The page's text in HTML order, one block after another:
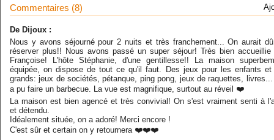
Commentaires (8)
De Dijoux :
Nous y avons séjourné pour 2 nuits et très franchement... On aurait
réserver plus!! Nous avons passé un super séjour! Très bien accueillie
Françoise! L'hôte Stéphanie, d'une gentillesse!! La maison
équipée, on dispose de tout ce qu'il faut. Des jeux pour les enfants et
grands: jeux de sociétés, pétanque, ping pong, jeux de raquettes,
a pu faire un barbecue. La vue est magnifique, surtout au réveil ❤️
La maison est bien agencé et très convivial! On s'est vraiment senti à
et détendu.
Idéalement située, on a adoré! Merci encore !
C'est sûr et certain on y retournera ❤️❤️❤️